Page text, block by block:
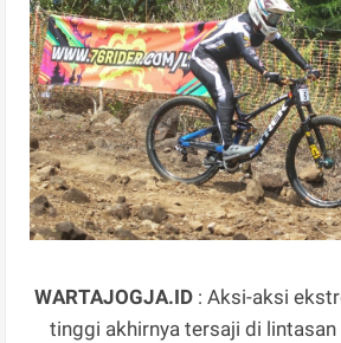
WARTAJOGJA.ID : Aksi-aksi
tinggi akhirnya tersaji di